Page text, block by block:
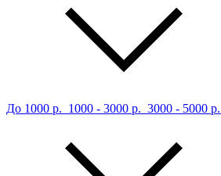
До 1000 р. 1000 - 3000 р. 3000 - 5000 р.